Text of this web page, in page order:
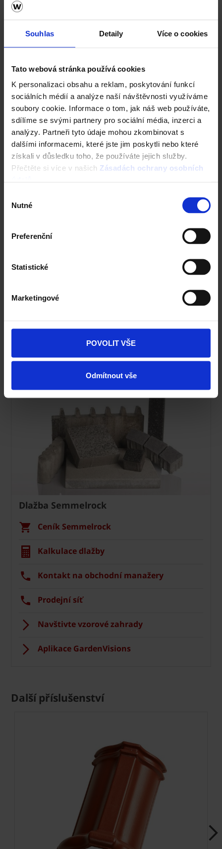
Souhlas Detaily Více o cookies
Tato webová stránka používá cookies
K personalizaci obsahu a reklam, poskytování funkcí
sociálních médií a analýze naší návštěvnosti využíváme
soubory cookie. Informace o tom, jak náš web používáte,
sdílíme se svými partnery pro sociální média, inzerci a
analýzy. Partneři tyto údaje mohou zkombinovat s
dalšími informacemi, které jste jim poskytli nebo které
získali v důsledku toho, že používáte jejich služby.
Přečtěte si více v našich Zásadách ochrany osobních
souhlasu
Nutné
Preferenční
Statistické
Marketingové
POVOLIT VŠE
Odmítnout vše
Vizualizace střechy
Registrace záruky All Inclusive
CAD Detaily střecha
Fasáda Terca
Ceník Terca
Navštivte vzorkovnu Terca
Dlažba Semmelrock
Ceník Semmelrock
Kalkulace dlažby
Kontakt na obchodní manažery
Prodejní síť
Navštivte vzorové zahrady
Aplikace GardenVisions
Další příslušenství